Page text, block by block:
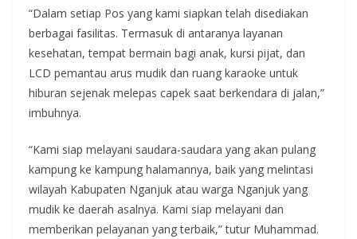
“Dalam setiap Pos yang kami siapkan telah disediakan
berbagai fasilitas. Termasuk di antaranya layanan
kesehatan, tempat bermain bagi anak, kursi pijat, dan
LCD pemantau arus mudik dan ruang karaoke untuk
hiburan sejenak melepas capek saat berkendara di jalan,”
imbuhnya.
“Kami siap melayani saudara-saudara yang akan pulang
kampung ke kampung halamannya, baik yang melintasi
wilayah Kabupaten Nganjuk atau warga Nganjuk yang
mudik ke daerah asalnya. Kami siap melayani dan
memberikan pelayanan yang terbaik,” tutur Muhammad.